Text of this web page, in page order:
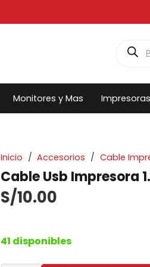
de
Monitores y Mas Impresoras
Inicio / Accesorios / Cable
Cable Usb Impresora
S/10.00
41 disponibles